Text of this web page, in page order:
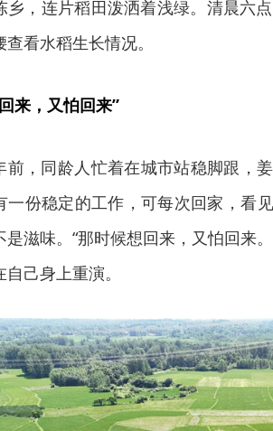
乡，连片稻田泼洒着浅绿。清晨六
看水稻生长情况。
来，又怕回来”
前，同龄人忙着在城市站稳脚跟，
一份稳定的工作，可每次回家，看
是滋味。“那时候想回来，又怕回来
己身上重演。